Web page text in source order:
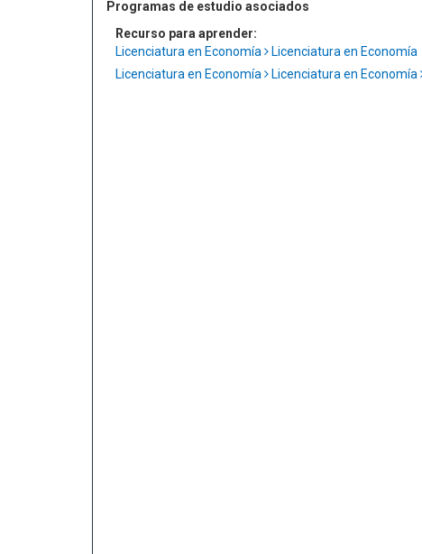
Programas de estudio asociados
Recurso para aprender:
Licenciatura en Economía
Licenciatura en Economía
Licenciatura en Economía
Licenciatura en Economía